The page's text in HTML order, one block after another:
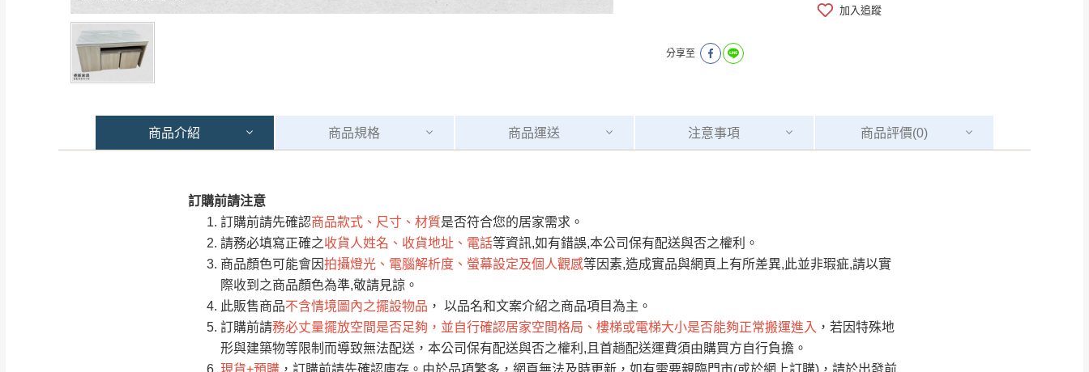
加入追蹤
分享至
商品介紹 商品規格 商品運送 注意事項 商品評價(0)
訂購前請注意
訂購前請先確認商品款式、尺寸、材質是否符合您的居家需求。
請務必填寫正確之收貨人姓名、收貨地址、電話等資訊,如有錯誤,本公司保有配送與否之權利。
商品顏色可能會因拍攝燈光、電腦解析度、螢幕設定及個人觀感等因素,造成實品與網頁上有所差異,此並非瑕疵,請以實
際收到之商品顏色為準,敬請見諒。
此販售商品不含情境圖內之擺設物品 ， 以品名和文案介紹之商品項目為主。
訂購前請務必丈量擺放空間是否足夠，並自行確認居家空間格局、樓梯或電梯大小是否能夠正常搬運進入 ，若因特殊地
形與建築物等限制而導致無法配送，本公司保有配送與否之權利,且首趟配送運費須由購買方自行負擔。
運 費 說 明
運送地區
桃園 復興鄉
注意事項：
由於品項繁多，網頁無法及時更新，如有需要購買商品，請於出發前來電或到「官方Line客服」來信確
認商品是否有「現貨」與 「金額」。
若商品價格或庫存有異常，商家有權取消訂單。
接單後二日內(不含例假日)，我們客服會與您電話聯絡或E-Mail通知確認訂單。
（線上客服 LINE → @dershin）
下單前先詢問是否現貨，若未詢問下單後無現貨我們客服會再來電或E-Mail與您聯絡
全部 依評論高至低排列 依評論低至高排列 只顯示附上圖片